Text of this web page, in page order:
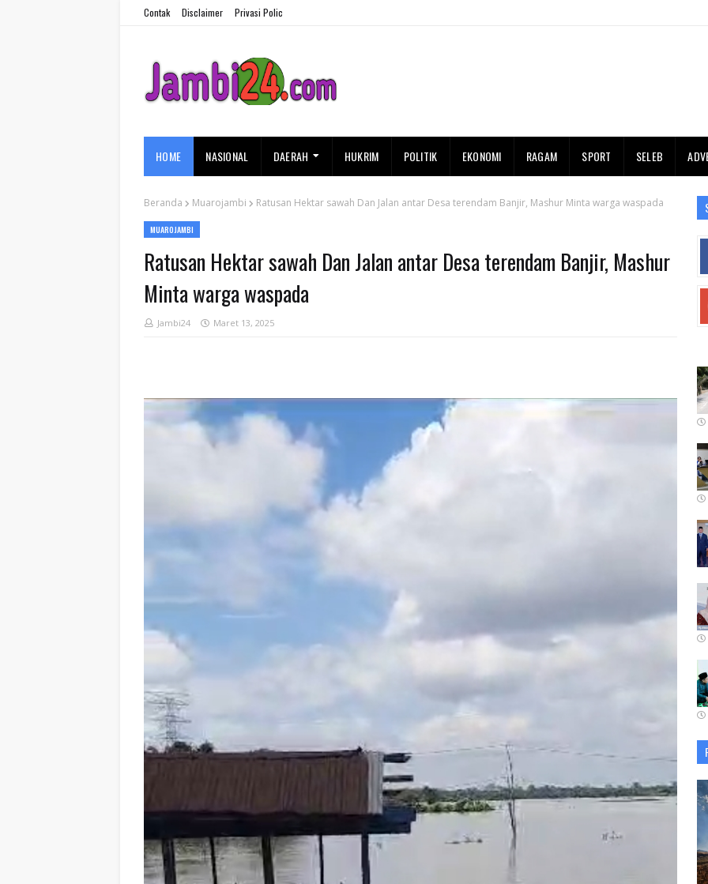
Contak Disclaimer Privasi Polic
HOME NASIONAL DAERAH HUKRIM POLITIK EKONOMI RAGAM SPORT SELEB
Beranda Muarojambi Ratusan Hektar sawah Dan Jalan antar Desa terendam Banjir, Mashur Minta warga waspada
MUAROJAMBI
Ratusan Hektar sawah Dan Jalan antar Desa terendam Banjir, Mashur
Minta warga waspada
Jambi24 Maret 13, 2025